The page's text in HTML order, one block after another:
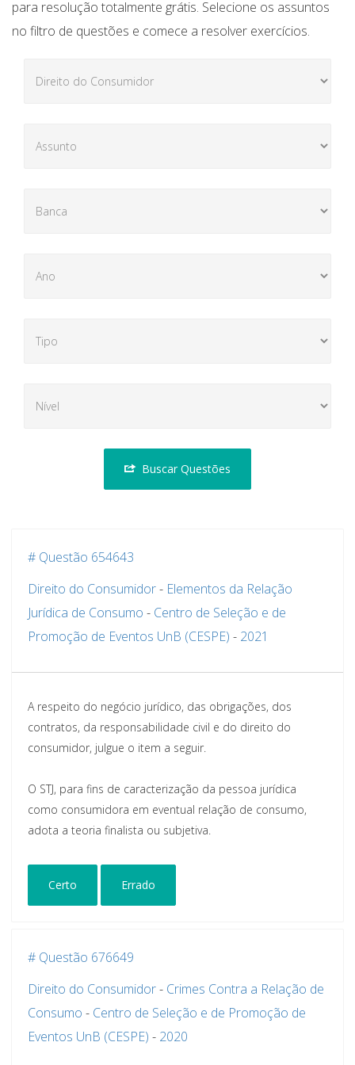
para resolução totalmente grátis. Selecione os assuntos
no filtro de questões e comece a resolver exercícios.
Buscar Questões
# Questão 654643
Direito do Consumidor- Elementos da Relação
Jurídica de Consumo - Centro de Seleção e de
Promoção de Eventos UnB (CESPE) - 2021
A respeito do negócio jurídico, das obrigações, dos
contratos, da responsabilidade civil e do direito do
consumidor, julgue o item a seguir.
O STJ, para fins de caracterização da pessoa jurídica
como consumidora em eventual relação de consumo,
adota a teoria finalista ou subjetiva.
Certo Errado
# Questão 676649
Direito do Consumidor- Crimes Contra a Relação de
Consumo - Centro de Seleção e de Promoção de
Eventos UnB (CESPE) - 2020